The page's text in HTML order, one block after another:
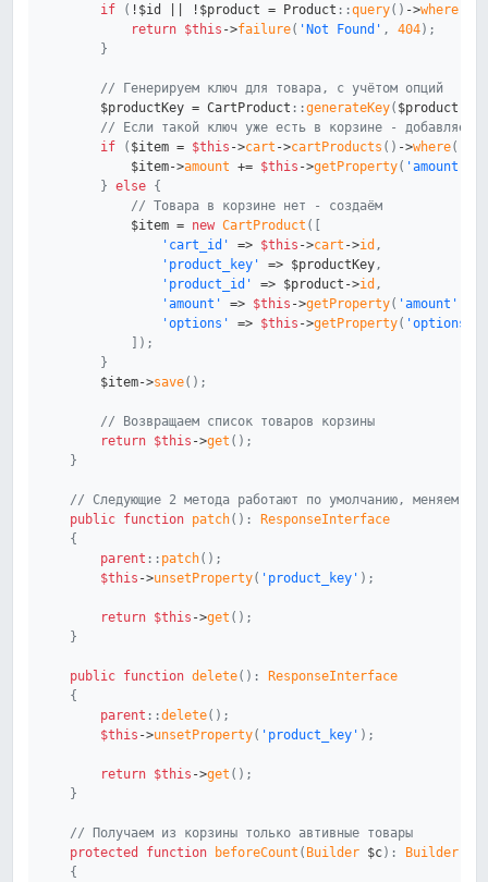
if
( ! $id ! $product = Product ::query( ) ->where
return $this ->failure( 'Not Found' , 404) ;
}
// Генерируем ключ для товара, с учётом опций
$productKey = CartProduct ::generateKey( $product
// Если такой ключ уже есть в корзине - добавляем
if
( $item = $this ->cart ->cartProducts ( ) ->where(
$item->amount += $this ->getProperty( 'amount'
} else {
// Товара в корзине нет - создаём
$item = new CartProduct (
'cart_id'
=> $this ->cart ->id ,
'product_key'
=> $productKey,
'product_id'
=> $product ->id ,
'amount'
=> $this ->getProperty( 'amount'
'options'
=> $this ->getProperty( 'options'
) ;
}
$item->save( ) ;
// Возвращаем список товаров корзины
return $this ->get ( ) ;
}
// Следующие 2 метода работают по умолчанию, меняем
public function patch( ) :
ResponseInterface
{
parent :: patch( ) ;
$this ->unsetProperty( 'product_key' ) ;
return $this ->get ( ) ;
}
public function delete( ) :
ResponseInterface
{
parent ::delete( ) ;
$this ->unsetProperty( 'product_key' ) ;
return $this ->get ( ) ;
}
// Получаем из корзины только автивные товары
protected
function beforeCount ( Builder $c) :
Builder
{